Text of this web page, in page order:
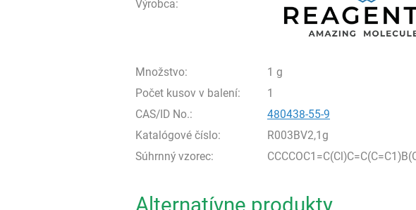
Výrobca:
Množstvo:
1 g
Počet kusov v balení:
1
CAS/ID No.:
480438-55-9
Katalógové číslo:
R003BV2,1g
Súhrnný vzorec:
Alternatívne produkty